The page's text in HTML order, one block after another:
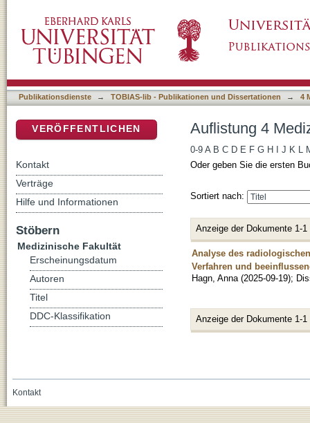
Publikationsdienste → TOBIAS-lib - Publikationen und Dissertationen → 4
Auflistung 4
0-9 A B C D E F G H J K L
Oder geben Sie die ersten
Sortiert nach:
Anzeige der Dokumente 1-1
Analyse des
Verfahren und
Hagn, Anna (2025-09-19);
Anzeige der Dokumente 1-1
VERÖFFENTLICHEN
Kontakt
Verträge
Hilfe und Informationen
Stöbern
Medizinische Fakultät
Erscheinungsdatum
Autoren
Titel
DDC-Klassifikation
Kontakt